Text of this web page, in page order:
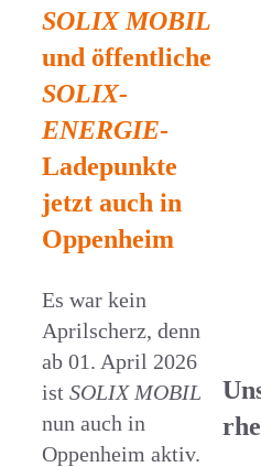
SOLIX MOBIL
und öffentliche
SOLIX-
ENERGIE-
Ladepunkte
jetzt auch in
Oppenheim
Es war kein
Aprilscherz, denn
ab 01. April 2026
ist SOLIX MOBIL
nun auch in
Oppenheim aktiv.